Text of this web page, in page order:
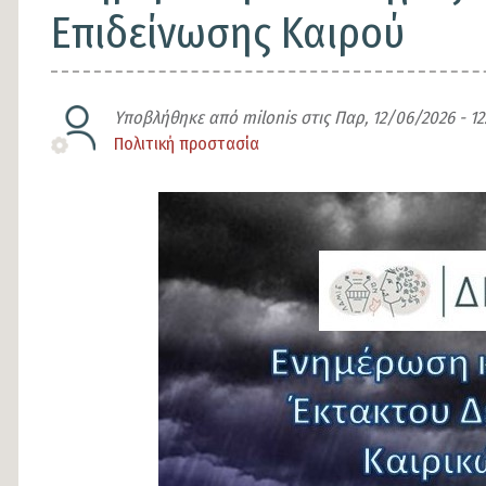
Επιδείνωσης Καιρού
Υποβλήθηκε από milonisστιςΠαρ, 12/06/2026 -
Είδος
Πολιτική προστασία